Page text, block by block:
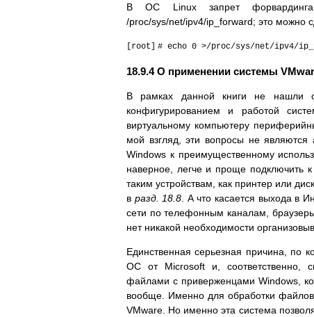
В ОС Linux запрет
/proc/sys/net/ipv4/ip_forward; это можно
[root] # echo 0 >/proc/sys/net/ipv4/
18.9.4 О применении системы
В рамках данной книги не нашли
конфигурированием и работой
виртуальному компьютеру
мой взгляд, эти вопросы не являются
Windows к преимущественному
наверное, легче и проще подключить
таким устройствам, как принтер или
в разд. 18.8 . А что касается выхода в
сети по телефонным каналам,
нет никакой необходимости
Единственная серьезная причина, по
ОС от Microsoft и, соответственно,
файлами с приверженцами Windows,
вообще. Именно для обработки
VMware. Но именно эта система